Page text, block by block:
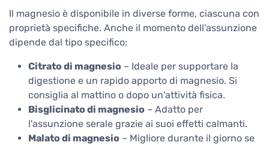
Il magnesio è disponibile in diverse forme, ciascuna con
proprietà specifiche. Anche il momento dell'assunzione
dipende dal tipo specifico:
Citrato di magnesio – Ideale per supportare la
digestione e un rapido apporto di magnesio. Si
consiglia al mattino o dopo un'attività fisica.
Bisglicinato di magnesio – Adatto per
l'assunzione serale grazie ai suoi effetti calmanti.
Malato di magnesio – Migliore durante il giorno se